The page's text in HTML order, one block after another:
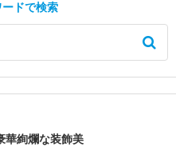
ドで検索
華絢爛な装飾美